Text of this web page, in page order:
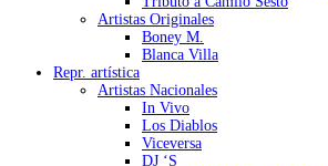
Artistas Originales
Boney M.
Blanca Villa
Repr. artística
Artistas Nacionales
In Vivo
Los Diablos
Viceversa
DJ ‘S